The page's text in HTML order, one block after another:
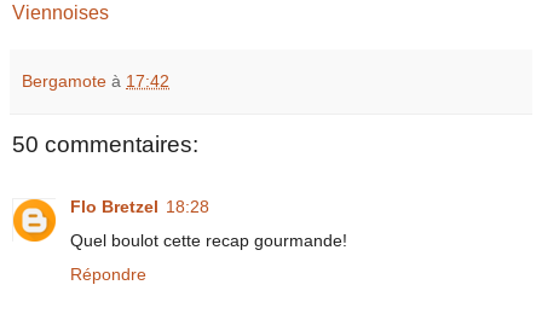
Viennoises
Bergamote à 17:42
50 commentaires:
Flo Bretzel 18:28
Quel boulot cette recap gourmande!
Répondre